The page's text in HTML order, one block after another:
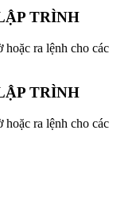
TRÌNH
hoặc ra lệnh cho các
TRÌNH
hoặc ra lệnh cho các